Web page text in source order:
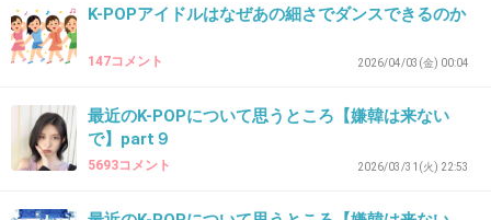
K-POPアイドルはなぜあの細さでダンスできるのか
147コメント 2026/04/03(金) 00:04
最近のK-POPについて思うところ【嫌韓は来ない
で】part９
5693コメント 2026/03/31(火) 22:53